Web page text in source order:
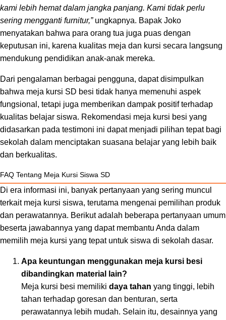
kami lebih hemat dalam jangka panjang. Kami tidak perlu
sering mengganti furnitur,”ungkapnya. Bapak Joko
menyatakan bahwa para orang tua juga puas dengan
keputusan ini, karena kualitas meja dan kursi secara langsung
mendukung pendidikan anak-anak mereka.
Dari pengalaman berbagai pengguna, dapat disimpulkan
bahwa meja kursi SD besi tidak hanya memenuhi aspek
fungsional, tetapi juga memberikan dampak positif terhadap
kualitas belajar siswa. Rekomendasi meja kursi besi yang
didasarkan pada testimoni ini dapat menjadi pilihan tepat bagi
sekolah dalam menciptakan suasana belajar yang lebih baik
dan berkualitas.
FAQ Tentang Meja Kursi Siswa SD
Di era informasi ini, banyak pertanyaan yang sering muncul
terkait meja kursi siswa, terutama mengenai pemilihan produk
dan perawatannya. Berikut adalah beberapa pertanyaan umum
beserta jawabannya yang dapat membantu Anda dalam
memilih meja kursi yang tepat untuk siswa di sekolah dasar.
Apa keuntungan menggunakan meja kursi besi
dibandingkan material lain?
Meja kursi besi memiliki daya tahan yang tinggi, lebih
tahan terhadap goresan dan benturan, serta
perawatannya lebih mudah. Selain itu, desainnya yang